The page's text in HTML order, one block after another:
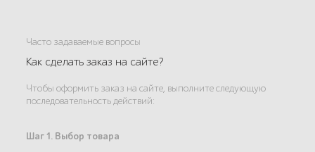
Часто задаваемые вопросы
Как сделать заказ на сайте?
Чтобы оформить заказ на сайте, выполните следующую
последовательность действий:
Шаг 1. Выбор товара